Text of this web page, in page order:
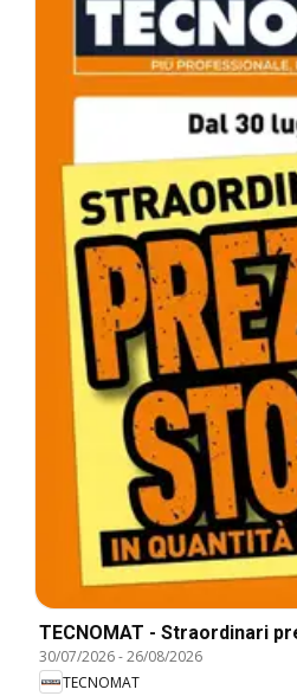
TECNOMAT - Straordinari
30/07/2026-26/08/2026
TECNOMAT